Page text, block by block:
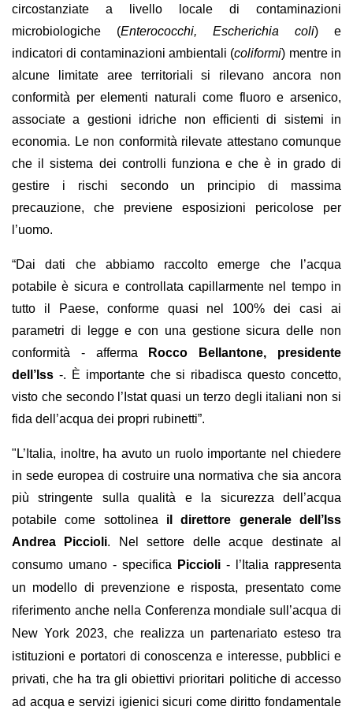
circostanziate a livello locale di contaminazioni
microbiologiche (Enterococchi, Escherichia coli) e
indicatori di contaminazioni ambientali (coliformi) mentre in
alcune limitate aree territoriali si rilevano ancora non
conformità per elementi naturali come fluoro e arsenico,
associate a gestioni idriche non efficienti di sistemi in
economia. Le non conformità rilevate attestano comunque
che il sistema dei controlli funziona e che è in grado di
gestire i rischi secondo un principio di massima
precauzione, che previene esposizioni pericolose per
l’uomo.
“Dai dati che abbiamo raccolto emerge che l’acqua
potabile è sicura e controllata capillarmente nel tempo in
tutto il Paese, conforme quasi nel 100% dei casi ai
parametri di legge e con una gestione sicura delle non
conformità - afferma
Rocco Bellantone, presidente
dell’Iss -. È importante che si ribadisca questo concetto,
visto che secondo l’Istat quasi un terzo degli italiani non si
fida dell’acqua dei propri rubinetti”.
"L’Italia, inoltre, ha avuto un ruolo importante nel chiedere
in sede europea di costruire una normativa che sia ancora
più stringente sulla qualità e la sicurezza dell’acqua
potabile come sottolinea il direttore generale dell’Iss
Andrea Piccioli.
Nel settore delle acque destinate al
consumo umano - specifica
Piccioli - l’Italia rappresenta
un modello di prevenzione e risposta, presentato come
riferimento anche nella Conferenza mondiale sull’acqua di
New York 2023, che realizza un partenariato esteso tra
istituzioni e portatori di conoscenza e interesse, pubblici e
privati, che ha tra gli obiettivi prioritari politiche di accesso
ad acqua e servizi igienici sicuri come diritto fondamentale